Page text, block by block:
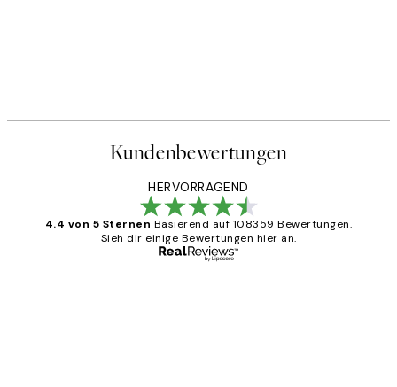
Kundenbewertungen
HERVORRAGEND
4.4 von 5 Sternen Basierend auf 108359 Bewertungen.
Sieh dir einige Bewertungen hier an.